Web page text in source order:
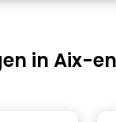
in Aix-